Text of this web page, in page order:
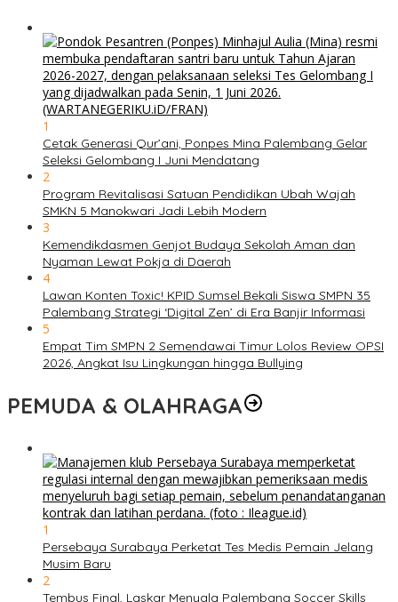
1
Cetak Generasi Qur’ani, Ponpes Mina Palembang Gelar
Seleksi Gelombang I Juni Mendatang
2
Program Revitalisasi Satuan Pendidikan Ubah Wajah
SMKN 5 Manokwari Jadi Lebih Modern
3
Kemendikdasmen Genjot Budaya Sekolah Aman dan
Nyaman Lewat Pokja di Daerah
4
Lawan Konten Toxic! KPID Sumsel Bekali Siswa SMPN 35
Palembang Strategi ‘Digital Zen’ di Era Banjir Informasi
5
Empat Tim SMPN 2 Semendawai Timur Lolos Review OPSI
2026, Angkat Isu Lingkungan hingga Bullying
PEMUDA & OLAHRAGA
1
Persebaya Surabaya Perketat Tes Medis Pemain Jelang
Musim Baru
2
Tembus Final, Laskar Menyala Palembang Soccer Skills